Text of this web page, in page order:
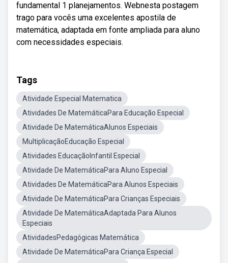
fundamental 1 planejamentos. Webnesta postagem
trago para vocês uma excelentes apostila de
matemática, adaptada em fonte ampliada para aluno
com necessidades especiais.
Tags
Atividade Especial Matematica
Atividades De MatemáticaPara Educação Especial
Atividade De MatemáticaAlunos Especiais
MultiplicaçãoEducação Especial
Atividades EducaçãoInfantil Especial
Atividade De MatemáticaPara Aluno Especial
Atividades De MatemáticaPara Alunos Especiais
Atividade De MatemáticaPara Crianças Especiais
Atividade De MatemáticaAdaptada Para Alunos
Especiais
AtividadesPedagógicas Matemática
Atividade De MatemáticaPara Criança Especial